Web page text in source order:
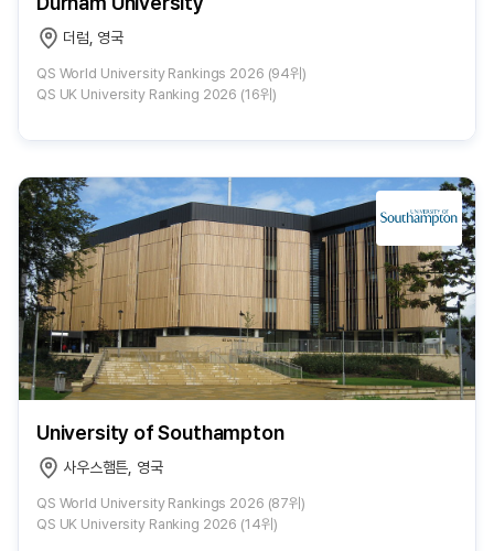
더럼, 영국
QS World University Rankings 2026 (94위)
QS UK University Ranking 2026 (16위)
University of Southampton
사우스햄튼, 영국
QS World University Rankings 2026 (87위)
QS UK University Ranking 2026 (14위)